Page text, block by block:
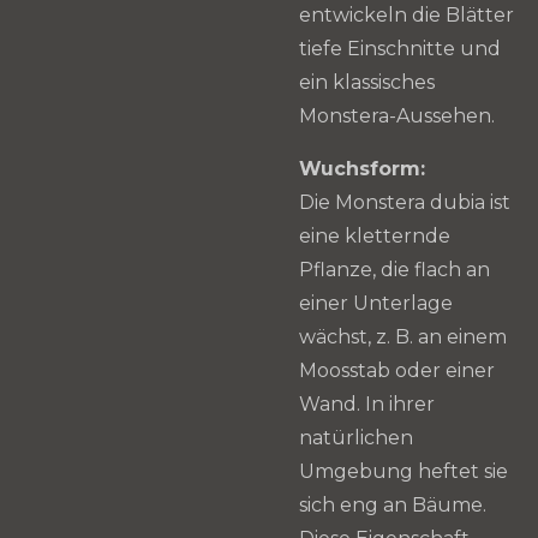
entwickeln die Blätter
tiefe Einschnitte und
ein klassisches
Monstera-Aussehen.
Wuchsform:
Die Monstera dubia ist
eine kletternde
Pflanze, die flach an
einer Unterlage
wächst, z. B. an einem
Moosstab oder einer
Wand. In ihrer
natürlichen
Umgebung heftet sie
sich eng an Bäume.